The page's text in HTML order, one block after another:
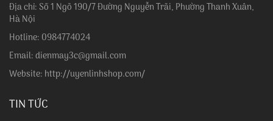
Địa chỉ: Số 1 Ngõ 190/7 Đường Nguyễn Trãi, Phường Thanh Xuân,
Hà Nội
Hotline: 0984774024
Email: dienmay3c@gmail.com
Website: http://uyenlinhshop.com/
TIN TỨC